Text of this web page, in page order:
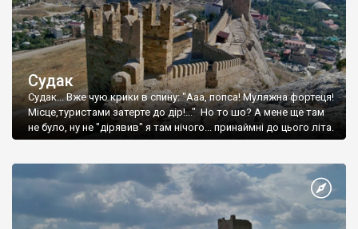
Судак
Судак... Вже чую крики в спину: "Ааа, попса! Муляжна фортеця!
Місце,туристами затерте до дір!..." Но то шо? А мене ще там
не було, ну не "дірявив" я там нічого... принаймні до цього літа.